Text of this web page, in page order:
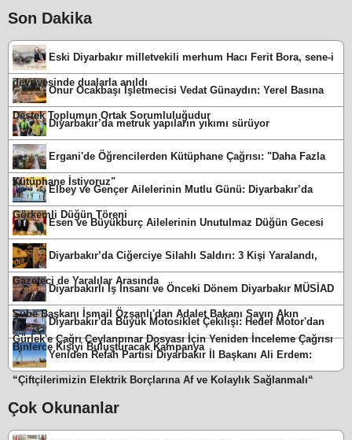
Son Dakika
Eski Diyarbakır milletvekili merhum Hacı Ferit Bora, sene-i
devriyesinde dualarla anıldı
Onur Ocakbaşı İşletmecisi Vedat Günaydın: Yerel Basına
Destek Toplumun Ortak Sorumluluğudur
Diyarbakır’da metruk yapıların yıkımı sürüyor
Ergani'de Öğrencilerden Kütüphane Çağrısı: "Daha Fazla
Kütüphane İstiyoruz"
Elbey ve Gençer Ailelerinin Mutlu Günü: Diyarbakır’da
Görkemli Düğün Töreni
Esen ve Büyükburç Ailelerinin Unutulmaz Düğün Gecesi
Diyarbakır’da Ciğerciye Silahlı Saldırı: 3 Kişi Yaralandı,
Gazeteci de Yaralılar Arasında
Diyarbakırlı İş İnsanı ve Önceki Dönem Diyarbakır MÜSİAD
Şube Başkanı İsmail Özşanlı'dan Adalet Bakanı Sayın Akın
Gürlek'e Çağrı Ceylanpınar Dosyası İçin Yeniden İnceleme Çağrısı
Diyarbakır'da Büyük Motosiklet Çekilişi: Hedef Motor'dan
Binlerce Kişiyi Buluşturacak Kampanya
Yeniden Refah Partisi Diyarbakır İl Başkanı Ali Erdem:
“Çiftçilerimizin Elektrik Borçlarına Af ve Kolaylık Sağlanmalı“
Çok Okunanlar